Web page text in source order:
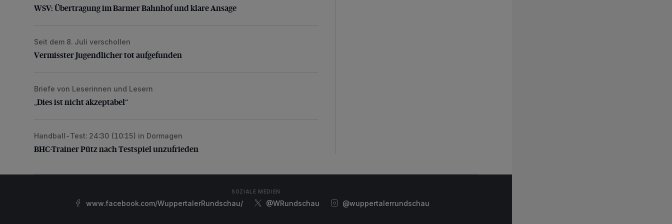
WSV: Übertragung im Barmer Bahnhof und klare Ansage
Vermisster Jugendlicher tot aufgefunden
Seit dem 8. Juli verschollen
Vermisster Jugendlicher tot aufgefunden
„Dies ist nicht akzeptabel“
Briefe von Leserinnen und Lesern
„Dies ist nicht akzeptabel“
BHC-Trainer Pütz nach Testspiel unzufrieden
Handball-Test: 24:30 (10:15) in Dormagen
BHC-Trainer Pütz nach Testspiel unzufrieden
SOZIALE MEDIEN
www.facebook.com/WuppertalerRundschau/ @WRundschau @wuppertalerrundschau